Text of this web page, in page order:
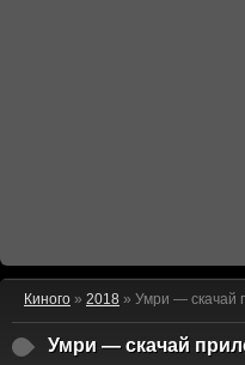
Киного » 2018 » Умри — скачай
Умри — скачай